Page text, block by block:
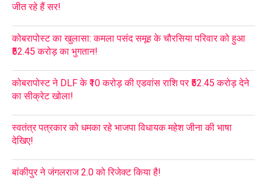
जीत रहे हैं सर!
कोबरापोस्ट का खुलासा: कमला पसंद समूह के चौरसिया परिवार को हुआ
₹52.45 करोड़ का भुगतान!
कोबरापोस्ट ने DLF के ₹10 करोड़ की एडवांस राशि पर ₹52.45 करोड़ देने
का सीक्रेट खोला!
स्वतंत्र पत्रकार को धमका रहे भाजपा विधायक महेश जीना की भाषा
देखिए!
बांकीपुर ने जंगलराज 2.0 को रिजेक्ट किया है!